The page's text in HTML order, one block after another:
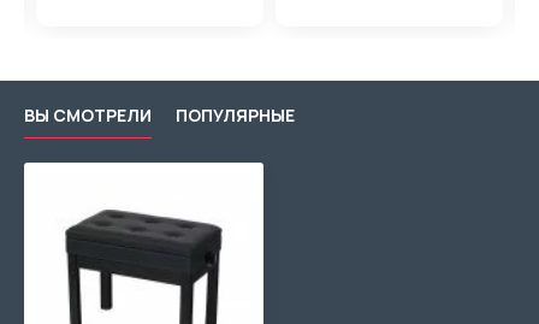
ВЫ СМОТРЕЛИ ПОПУЛЯРНЫЕ